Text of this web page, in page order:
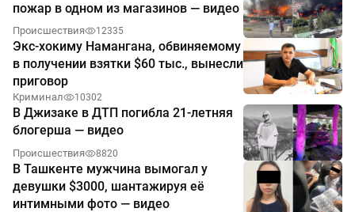
пожар в одном из магазинов — видео
Происшествия 12335
Экс-хокиму Намангана, обвиняемому
в получении взятки $60 тыс., вынесли
приговор
Криминал 10302
В Джизаке в ДТП погибла 21-летняя
блогерша — видео
Происшествия 8820
В Ташкенте мужчина вымогал у
девушки $3000, шантажируя её
интимными фото — видео